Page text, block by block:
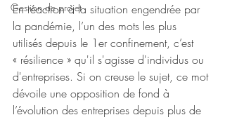
Gestion de projet
En réaction à la situation engendrée par
la pandémie, l’un des mots les plus
utilisés depuis le 1er confinement, c’est
« résilience » qu'il s'agisse d'individus ou
d'entreprises. Si on creuse le sujet, ce mot
dévoile une opposition de fond à
l’évolution des entreprises depuis plus de